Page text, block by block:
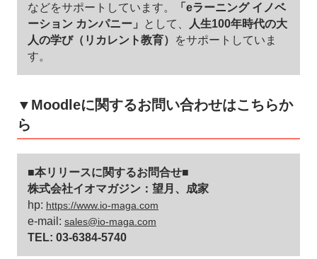
などをサポートしています。
「eラーニング イノベ
ーション カンパニー」
として、
人生100年時代の大
人の学び（リカレント教育）
をサポートしていま
す。
▼Moodleに関するお問い合わせはこちらか
ら
■本リリースに関するお問合せ■
株式会社イオマガジン：望月、成家
hp: https://www.io-maga.com
e-mail: sales@io-maga.com
TEL: 03-6384-5740